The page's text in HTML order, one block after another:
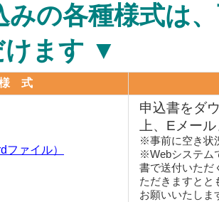
の各種様式は
けます ▼
式
ファイル）
申込書をダ
上、Eメー
※事前に空き状
※Webシステム
書で送付いただ
ただきますとと
お願いいたしま